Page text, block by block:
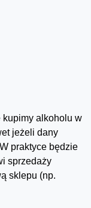
kupimy alkoholu w
jeżeli dany
praktyce będzie
sprzedaży
sklepu (np.